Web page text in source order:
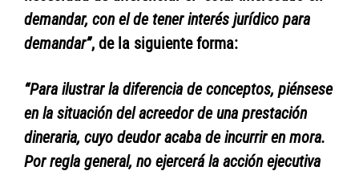
demandar, con el de tener interés jurídico para
demandar”, de la siguiente forma:
“Para ilustrar la diferencia de conceptos, piénsese
en la situación del acreedor de una prestación
dineraria, cuyo deudor acaba de incurrir en mora.
Por regla general, no ejercerá la acción ejecutiva